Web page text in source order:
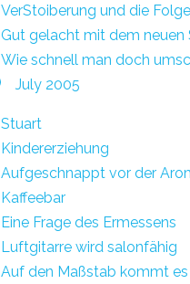
VerStoiberung und die
Gut gelacht mit dem neuen
Wie schnell man doch
July 2005
Stuart
Kindererziehung
Aufgeschnappt vor der
Kaffeebar
Eine Frage des Ermessens
Luftgitarre wird salonfähig
Auf den Maßstab kommt es